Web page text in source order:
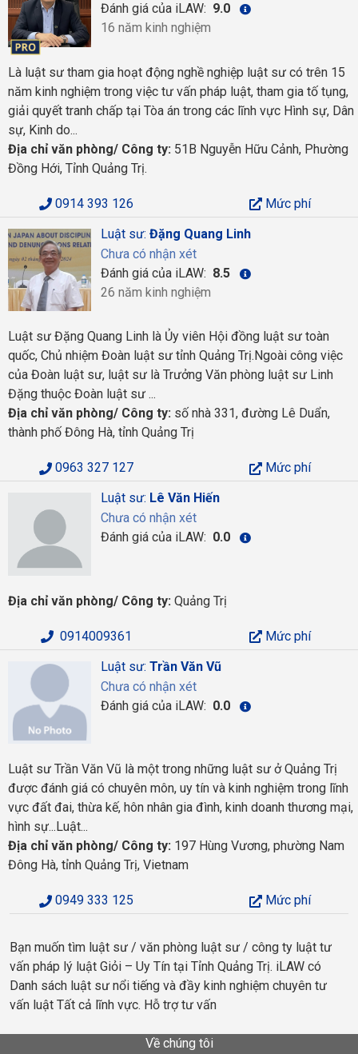
Đánh giá của iLAW: 9.0
16 năm kinh nghiệm
Là luật sư tham gia hoạt động nghề nghiệp luật sư có trên 15
năm kinh nghiệm trong việc tư vấn pháp luật, tham gia tố tụng,
giải quyết tranh chấp tại Tòa án trong các lĩnh vực Hình sự, Dân
sự, Kinh do...
Địa chỉ văn phòng/ Công ty: 51B Nguyễn Hữu Cảnh, Phường
Đồng Hới, Tỉnh Quảng Trị.
0914 393 126
Mức phí
Luật sư: Đặng Quang Linh
Chưa có nhận xét
Đánh giá của iLAW: 8.5
26 năm kinh nghiệm
Luật sư Đặng Quang Linh là Ủy viên Hội đồng luật sư toàn
quốc, Chủ nhiệm Đoàn luật sư tỉnh Quảng Trị.Ngoài công việc
của Đoàn luật sư, luật sư là Trưởng Văn phòng luật sư Linh
Đặng thuộc Đoàn luật sư ...
Địa chỉ văn phòng/ Công ty: số nhà 331, đường Lê Duẩn,
thành phố Đông Hà, tỉnh Quảng Trị
0963 327 127
Mức phí
Luật sư: Lê Văn Hiến
Chưa có nhận xét
Đánh giá của iLAW: 0.0
Địa chỉ văn phòng/ Công ty: Quảng Trị
0914009361
Mức phí
Luật sư: Trần Văn Vũ
Chưa có nhận xét
Đánh giá của iLAW: 0.0
Luật sư Trần Văn Vũ là một trong những luật sư ở Quảng Trị
được đánh giá có chuyên môn, uy tín và kinh nghiệm trong lĩnh
vực đất đai, thừa kế, hôn nhân gia đình, kinh doanh thương mại,
hình sự...Luật...
Địa chỉ văn phòng/ Công ty: 197 Hùng Vương, phường Nam
Đông Hà, tỉnh Quảng Trị, Vietnam
0949 333 125 Mức phí
Bạn muốn tìm luật sư / văn phòng luật sư / công ty luật tư
vấn pháp lý luật Giỏi – Uy Tín tại Tỉnh Quảng Trị. iLAW có
Danh sách luật sư nổi tiếng và đầy kinh nghiệm chuyên tư
vấn luật Tất cả lĩnh vực. Hỗ trợ tư vấn
Về chúng tôi